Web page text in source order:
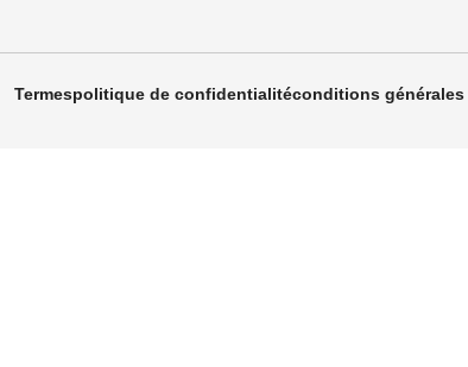
Termespolitique de confidentialitéconditions générales